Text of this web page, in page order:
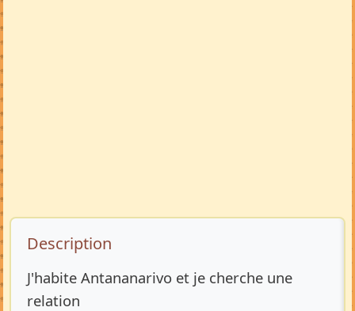
Description de l’annonce
Description
J'habite Antananarivo et je cherche une
relation